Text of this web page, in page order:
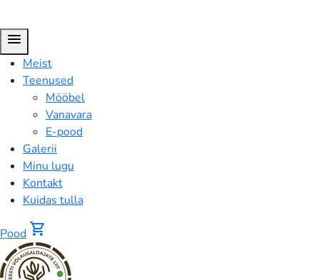
menu
Meist
Teenused
Mööbel
Vanavara
E-pood
Galerii
Minu lugu
Kontakt
Kuidas tulla
Pood shopping_cart